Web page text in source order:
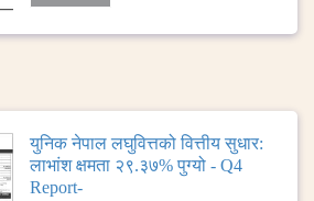
युनिक नेपाल लघुवित्तको वित्तीय सुधार:
लाभांश क्षमता २९.३७% पुग्यो - Q4
Report-